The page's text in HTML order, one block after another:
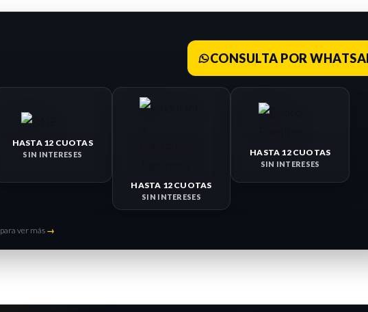
CONSULTA POR
HASTA 12 CUOTAS
SIN INTERESES
HASTA 12 CUOTAS
SIN INTERESES
HASTA 12 CUOTAS
SIN INTERESES
ver más →